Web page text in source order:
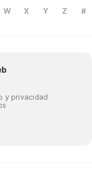
W X Y Z #
y privacidad